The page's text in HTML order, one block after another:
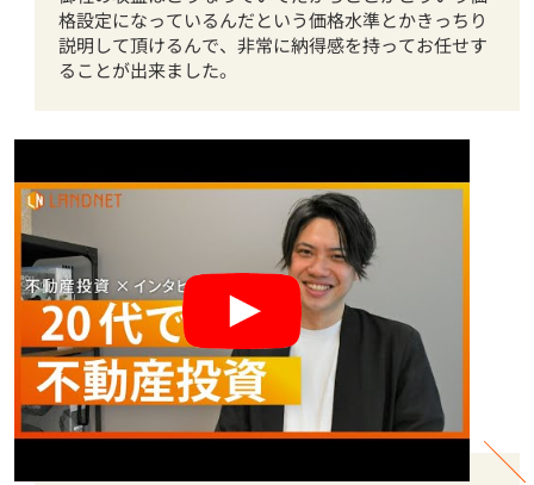
格設定になっているんだという価格水準とかきっちり
説明して頂けるんで、非常に納得感を持ってお任せす
ることが出来ました。